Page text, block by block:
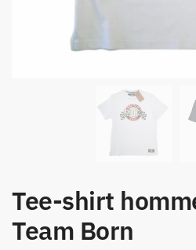
Tee-shirt
Team Born